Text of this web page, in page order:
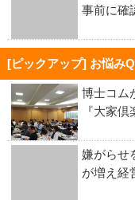
事前に確
[ピックアップ] お悩み
博士コム
『大家
嫌がらせ
が増え経